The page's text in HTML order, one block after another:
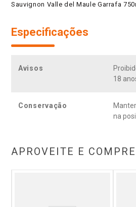
Sauvignon Valle del Maule Garrafa
Especificações
Avisos
18
Conservação
na
APROVEITE E